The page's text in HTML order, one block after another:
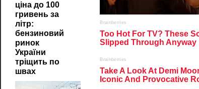
ціна до 100
гривень за
літр:
бензиновий
ринок
України
тріщить по
швах